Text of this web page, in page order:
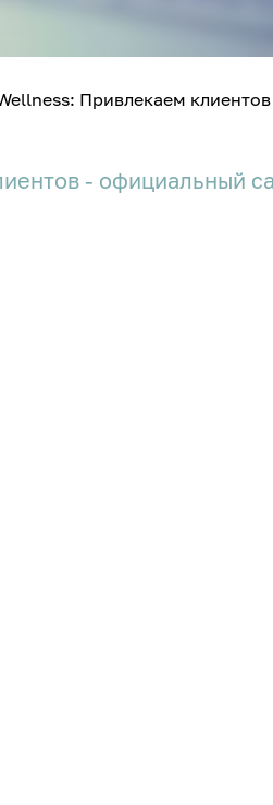
Привлекаем клиентов
- официальный